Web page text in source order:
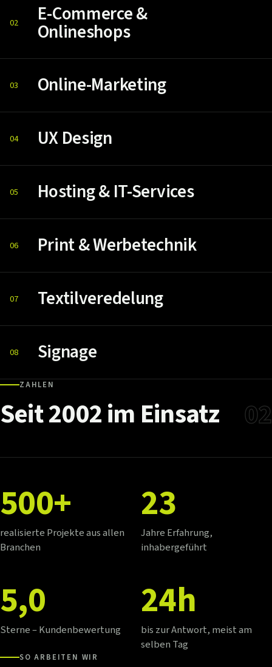
02 E-Commerce &
Onlineshops
03 Online-Marketing
04 UX Design
05 Hosting & IT-Services
06 Print & Werbetechnik
07 Textilveredelung
08 Signage
ZAHLEN
Seit2002im Einsatz 02
500+
realisierte Projekte aus allen
Branchen
23
Jahre Erfahrung,
inhabergeführt
5,0
Sterne – Kundenbewertung
24h
bis zur Antwort, meist am
selben Tag
SO ARBEITEN WIR